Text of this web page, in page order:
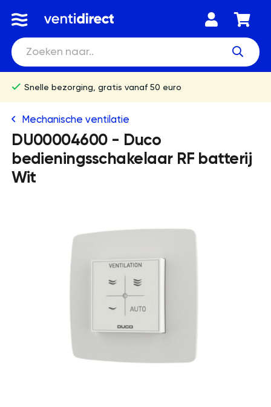
Snelle bezorging, gratis vanaf 50 euro
Mechanische ventilatie
DU00004600 - Duco
bedieningsschakelaar RF batterij
Wit